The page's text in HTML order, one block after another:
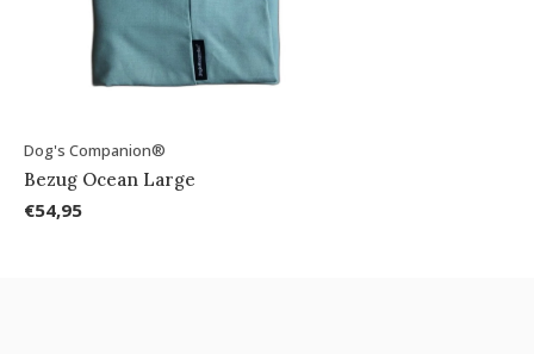
Dog's Companion®
Bezug Ocean Large
€54,95